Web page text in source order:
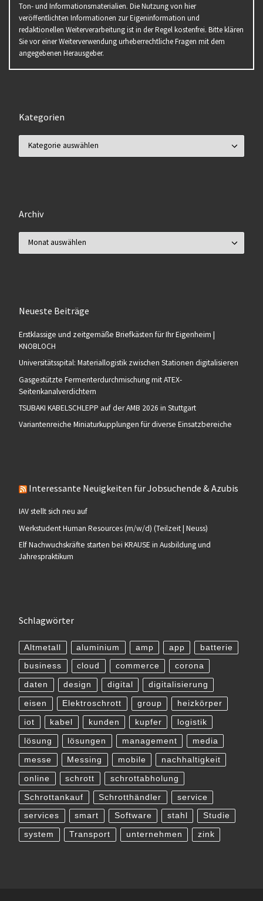
Ton- und Informationsmaterialien. Die Nutzung von hier
veröffentlichten Informationen zur Eigeninformation und
redaktionellen Weiterverarbeitung ist in der Regel kostenfrei. Bitte klären
Sie vor einer Weiterverwendung urheberrechtliche Fragen mit dem
angegebenen Herausgeber.
Kategorien
Archiv
Neueste Beiträge
Erstklassige und zeitgemäße Briefkästen für Ihr Eigenheim |
KNOBLOCH
Universitätsspital: Materiallogistik zwischen Stationen digitalisieren
Gasgestützte Fermenterdurchmischung mit ATEX-
Seitenkanalverdichtern
TSUBAKI KABELSCHLEPP auf der AMB 2026 in Stuttgart
Variantenreiche Miniaturkupplungen für diverse Einsatzbereiche
Interessante Neuigkeiten für Jobsuchende & Azubis
IAV stellt sich neu auf
Werkstudent Human Resources (m/w/d) (Teilzeit | Neuss)
Elf Nachwuchskräfte starten bei KRAUSE in Ausbildung und
Jahrespraktikum
Schlagwörter
Altmetall aluminium amp app batterie
business cloud commerce corona
daten design digital digitalisierung
eisen Elektroschrott group heizkörper
iot kabel kunden kupfer logistik
lösung lösungen management media
messe Messing mobile nachhaltigkeit
online schrott schrottabholung
Schrottankauf Schrotthändler service
services smart Software stahl Studie
system Transport unternehmen zink